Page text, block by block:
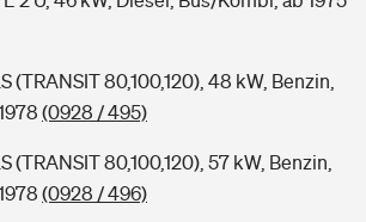
(TRANSIT 80,100,120), 48 kW, Benzin,
(0928 / 495)
(TRANSIT 80,100,120), 57 kW, Benzin,
(0928 / 496)